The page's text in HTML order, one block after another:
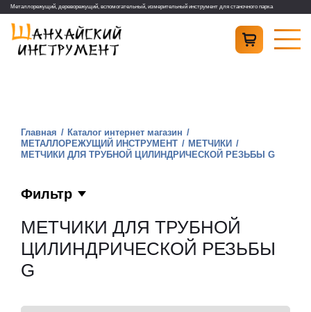
Металлорежущий, дереворежущий, вспомогательный, измерительный инструмент для станочного парка
Главная
Каталог интернет магазин
МЕТАЛЛОРЕЖУЩИЙ ИНСТРУМЕНТ
МЕТЧИКИ
МЕТЧИКИ ДЛЯ ТРУБНОЙ ЦИЛИНДРИЧЕСКОЙ РЕЗЬБЫ G
Фильтр
МЕТЧИКИ ДЛЯ ТРУБНОЙ
ЦИЛИНДРИЧЕСКОЙ РЕЗЬБЫ
G